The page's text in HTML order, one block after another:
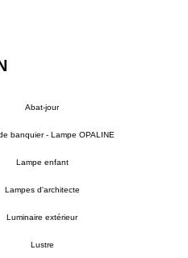
Abat-jour
banquier - Lampe OPALINE
Lampe enfant
Lampes d'architecte
Luminaire extérieur
Lustre